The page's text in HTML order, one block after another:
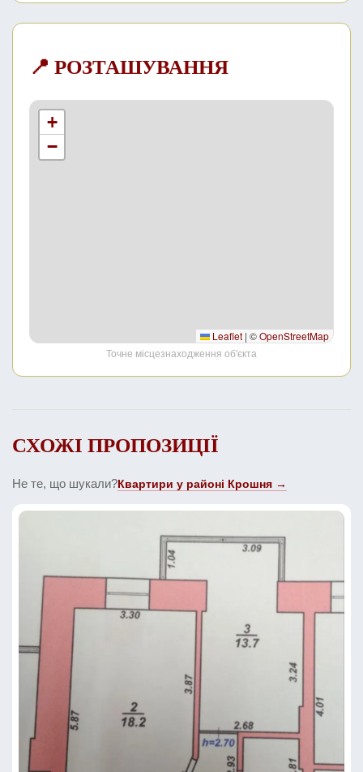
📍 РОЗТАШУВАННЯ
+
−
Leaflet | ©OpenStreetMap
Точне місцезнаходження об'єкта
СХОЖІ ПРОПОЗИЦІЇ
Не те, що шукали?Квартири у районі Крошня →